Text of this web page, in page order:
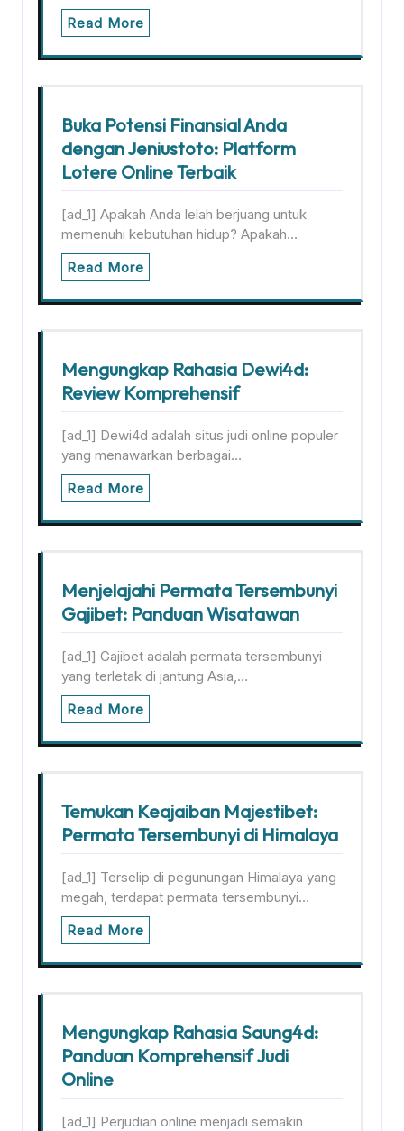
Read More
Buka Potensi Finansial Anda
dengan Jeniustoto: Platform
Lotere Online Terbaik
[ad_1] Apakah Anda lelah berjuang untuk
memenuhi kebutuhan hidup? Apakah…
Read More
Mengungkap Rahasia Dewi4d:
Review Komprehensif
[ad_1] Dewi4d adalah situs judi online populer
yang menawarkan berbagai…
Read More
Menjelajahi Permata Tersembunyi
Gajibet: Panduan Wisatawan
[ad_1] Gajibet adalah permata tersembunyi
yang terletak di jantung Asia,…
Read More
Temukan Keajaiban Majestibet:
Permata Tersembunyi di Himalaya
[ad_1] Terselip di pegunungan Himalaya yang
megah, terdapat permata tersembunyi…
Read More
Mengungkap Rahasia Saung4d:
Panduan Komprehensif Judi
Online
[ad_1] Perjudian online menjadi semakin